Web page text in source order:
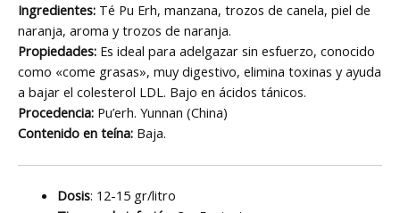
Ingredientes: Té Pu Erh, manzana, trozos de canela, piel de
naranja, aroma y trozos de naranja.
Propiedades: Es ideal para adelgazar sin esfuerzo, conocido
como «come grasas», muy digestivo, elimina toxinas y ayuda
a bajar el colesterol LDL. Bajo en ácidos tánicos.
Procedencia: Pu’erh. Yunnan (China)
Contenido en teína: Baja.
Dosis: 12-15 gr/litro